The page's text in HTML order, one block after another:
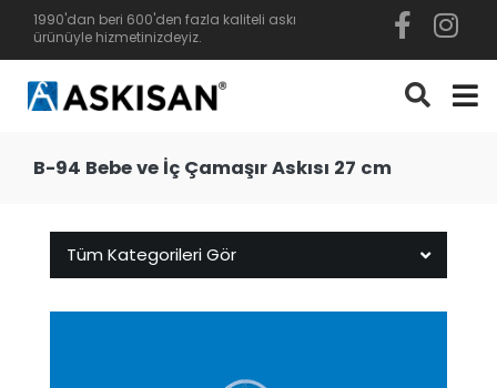
1990'dan beri 600'den fazla kaliteli askı
ürünüyle hizmetinizdeyiz.
B-94 Bebe ve İç Çamaşır Askısı 27 cm
Tüm Kategorileri Gör